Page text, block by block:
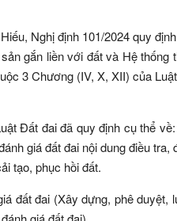
Nghị định 101/2024 quy
gắn liền với đất và Hệ thống
3 Chương (IV, X, XII) của
Đất đai đã quy định cụ thể
giá đất đai nội dung điều tra,
tạo, phục hồi đất.
đất đai (Xây dựng, phê duyệt,